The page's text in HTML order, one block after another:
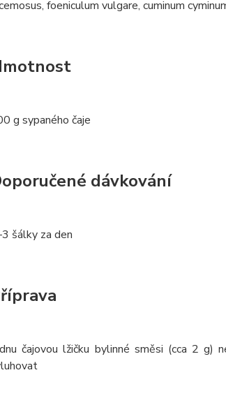
foeniculum vulgare, cuminum
g sypaného čaje
dávkování
šálky za den
čajovou lžičku bylinné směsi (cca 2